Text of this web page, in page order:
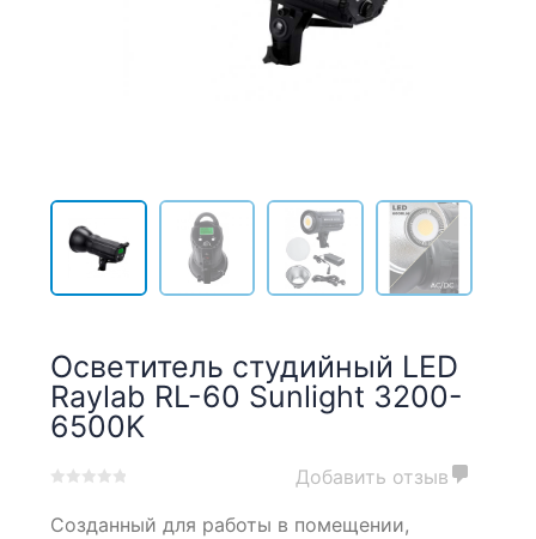
Осветитель студийный LED
Raylab RL-60 Sunlight 3200-
6500K
out
Добавить отзыв
Созданный для работы в помещении,